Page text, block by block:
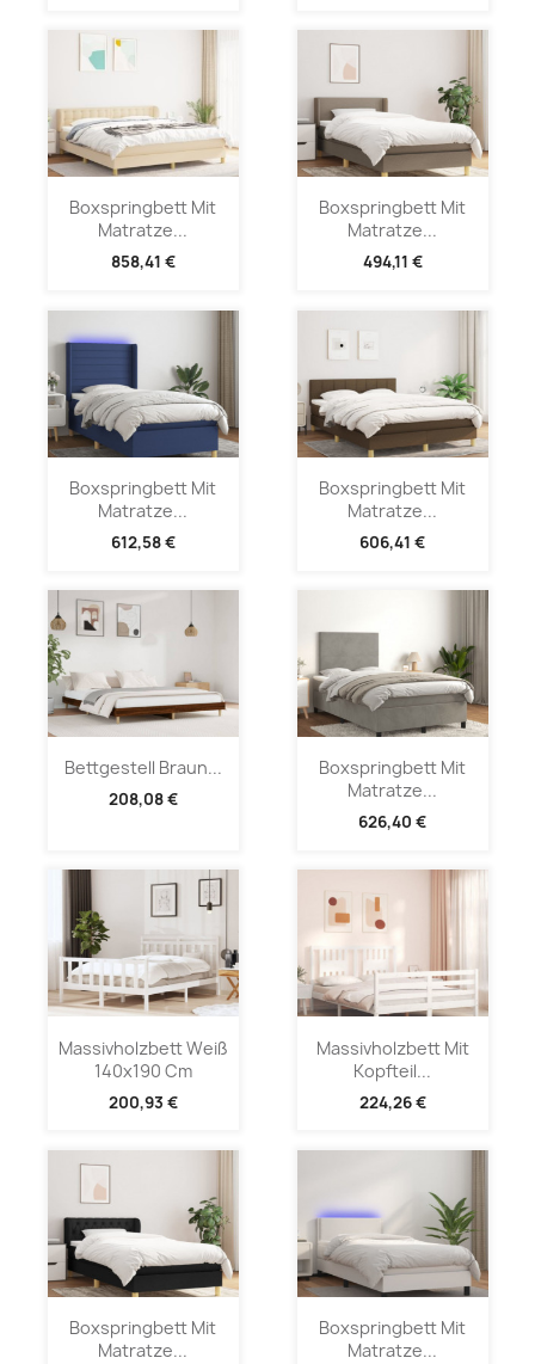
Boxspringbett Mit
Matratze...
858,41 €
Boxspringbett Mit
Matratze...
494,11 €
Boxspringbett Mit
Matratze...
612,58 €
Boxspringbett Mit
Matratze...
606,41 €
Bettgestell Braun...
208,08 €
Boxspringbett Mit
Matratze...
626,40 €
Massivholzbett Weiß
140x190 Cm
200,93 €
Massivholzbett Mit
Kopfteil...
224,26 €
Boxspringbett Mit
Matratze...
Boxspringbett Mit
Matratze...